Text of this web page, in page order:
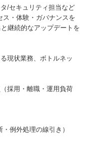
/セキュリティ担当など
・体験・ガバナンスを
継続的なアップデートを
現状業務、ボトルネッ
採用・離職・運用負荷
例外処理の線引き）